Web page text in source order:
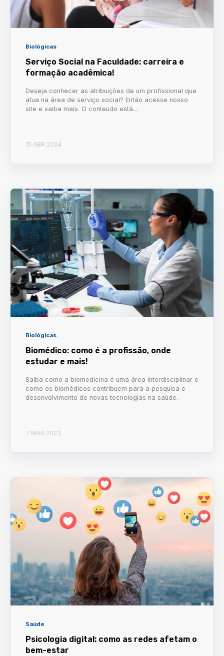
Biológicas
Serviço Social na Faculdade: carreira e
formação acadêmica!
Deseja conhecer as atribuições de um profissional que
atua na área de serviço social? Então acesse nosso
site e saiba mais. O conteúdo está...
15 ABR 2024
Biológicas
Biomédico: como é a profissão, onde
estudar e mais!
Saiba como a biomedicina é uma área interdisciplinar e
como os biomédicos contribuem para a pesquisa e
desenvolvimento de novas tecnologias na saúde.
7 MAR 2023
Saúde
Psicologia digital: como as redes afetam o
bem-estar